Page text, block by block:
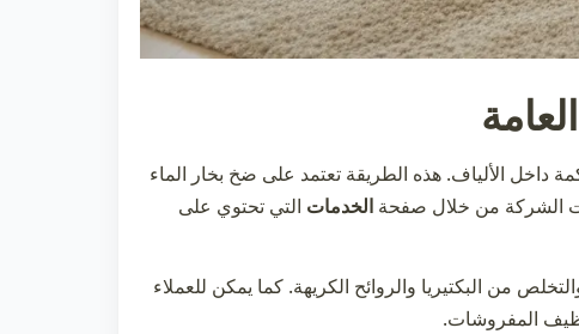
داخل الألياف. هذه الطريقة تعتمد على ضخ بخار الماء
الشركة من خلال صفحة الخدمات التي تحتوي على
من البكتيريا والروائح الكريهة. كما يمكن للعملاء
المفروشات.